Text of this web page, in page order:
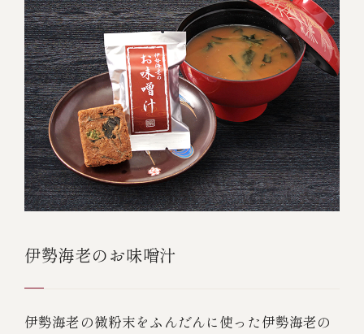
伊勢海老のお味噌汁
伊勢海老の微粉末をふんだんに使った伊勢海老の